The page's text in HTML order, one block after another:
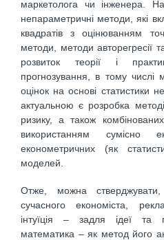
маркетолога чи інженера.
непараметричні методи, які
квадратів з оцінюванням
методи, методи авторегресії
розвиток теорії і
прогнозування, в тому числі
оцінок на основі статистики
актуальною є розробка
ризику, а також
використанням сумісно
економетричних (як
моделей.
Отже, можна
сучасного економіста,
інтуїція – задля ідеї та
математика – як метод його